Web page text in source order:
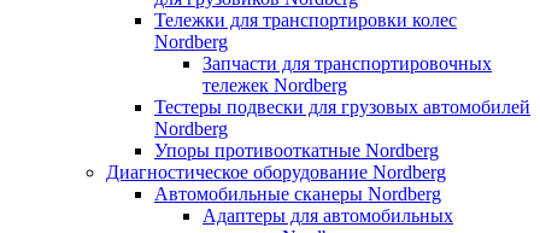
Тележки для транспортировки колес
Nordberg
Запчасти для транспортировочных
тележек Nordberg
Тестеры подвески для грузовых автомобилей
Nordberg
Упоры противооткатные Nordberg
Диагностическое оборудование Nordberg
Автомобильные сканеры Nordberg
Адаптеры для автомобильных